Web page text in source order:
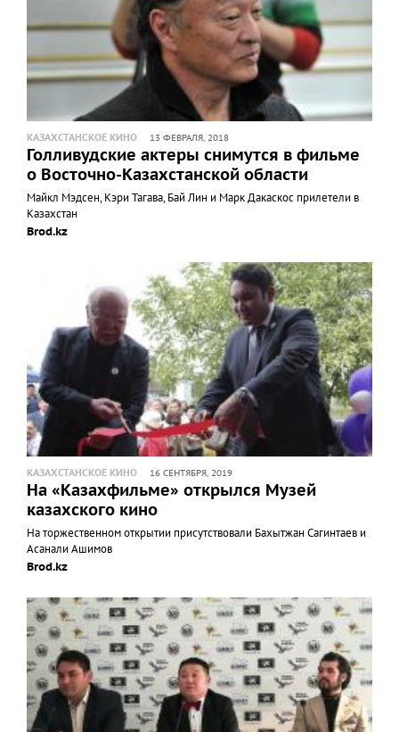
КАЗАХСТАНСКОЕ КИНО 13 ФЕВРАЛЯ, 2018
Голливудские актеры снимутся в фильме
о Восточно-Казахстанской области
Майкл Мэдсен, Кэри Тагава, Бай Лин и Марк Дакаскос прилетели в
Казахстан
Brod.kz
КАЗАХСТАНСКОЕ КИНО 16 СЕНТЯБРЯ, 2019
На «Казахфильме» открылся Музей
казахского кино
На торжественном открытии присутствовали Бахытжан Сагинтаев и
Асанали Ашимов
Brod.kz